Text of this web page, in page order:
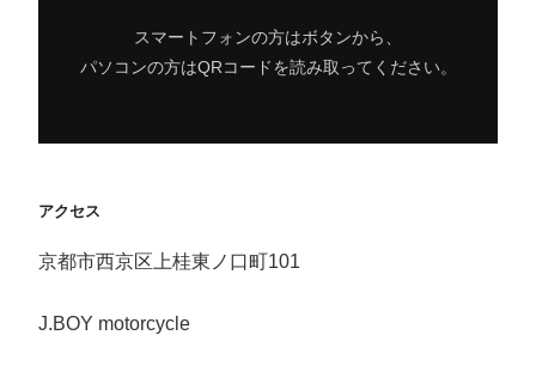
スマートフォンの方はボタンから、
パソコンの方はQRコードを読み取ってください。
アクセス
京都市西京区上桂東ノ口町101
J.BOY motorcycle